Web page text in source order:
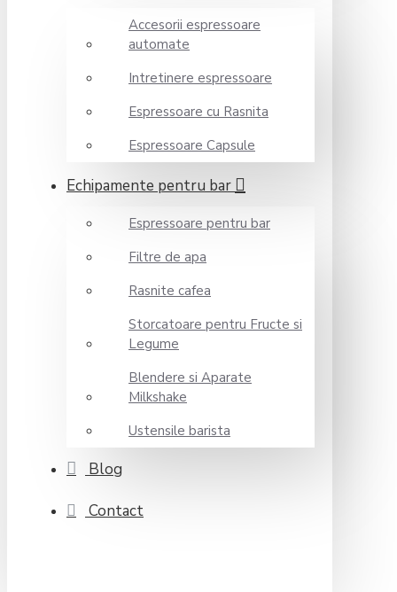
Accesorii espressoare
automate
Intretinere espressoare
Espressoare cu Rasnita
Espressoare Capsule
Echipamente pentru bar
Espressoare pentru bar
Filtre de apa
Rasnite cafea
Storcatoare pentru Fructe si
Legume
Blendere si Aparate
Milkshake
Ustensile barista
Blog
Contact